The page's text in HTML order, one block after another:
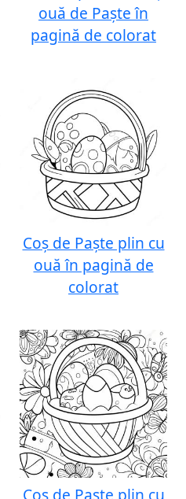
ouă de Paște în
pagină de colorat
Coș de Paște plin cu
ouă în pagină de
colorat
Coș de Paște plin cu